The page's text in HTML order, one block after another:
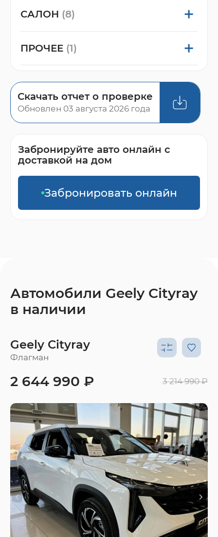
САЛОН (8)
ПРОЧЕЕ (1)
Скачать отчет о проверке
Обновлен 03 августа 2026 года
Забронируйте авто онлайн с
доставкой на дом
Забронировать онлайн
Автомобили Geely Cityray
в наличии
Geely Cityray
Флагман
2 644 990 ₽ 3 214 990 ₽